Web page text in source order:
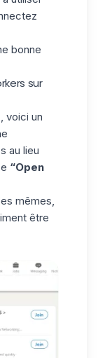
bonne
sur
voici un
au lieu
“Open
mêmes,
être